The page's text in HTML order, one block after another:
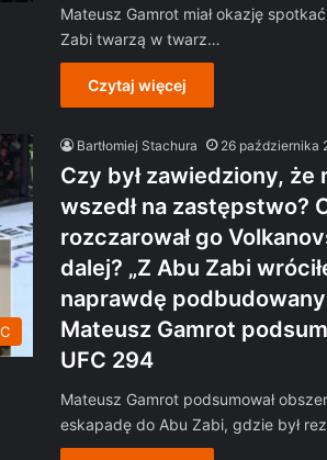
Mateusz Gamrot miał okazję
Zabi twarzą w twarz…
Czytaj więcej
Bartłomiej Stachura 26 października
Czy był zawiedziony, że
wszedł na zastępstwo?
rozczarował go
dalej? „Z Abu Zabi
naprawdę
Mateusz Gamrot
UFC 294
Mateusz Gamrot podsumował
eskapadę do Abu Zabi, gdzie był